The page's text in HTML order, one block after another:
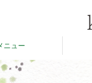
ニュー